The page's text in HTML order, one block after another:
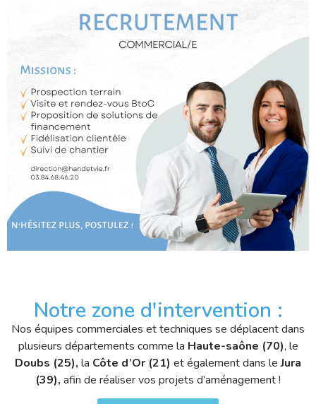
Notre zone d'intervention :
Nos équipes commerciales et techniques se déplacent dans
plusieurs départements comme la Haute-saône (70), le
Doubs (25), la Côte d’Or (21) et également dans leJura
(39), afin de réaliser vos projets d’aménagement !